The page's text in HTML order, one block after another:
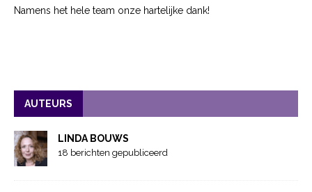
Namens het hele team onze hartelijke dank!
AUTEURS
LINDA BOUWS
18 berichten gepubliceerd